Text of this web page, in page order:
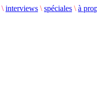
\ interviews \ spéciales \ à